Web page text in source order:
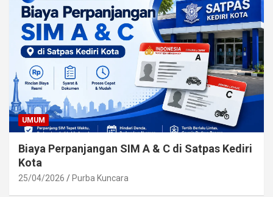
UMUM
Biaya Perpanjangan SIM A & C di Satpas Kediri
Kota
25/04/2026 Purba Kuncara